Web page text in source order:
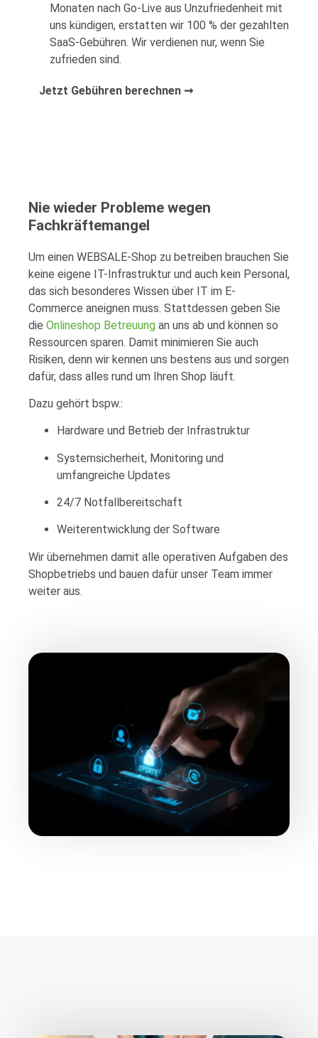
Monaten nach Go-Live aus Unzufriedenheit mit
uns kündigen, erstatten wir 100 % der gezahlten
SaaS-Gebühren. Wir verdienen nur, wenn Sie
zufrieden sind.
Jetzt Gebühren berechnen ➞
Nie wieder Probleme wegen
Fachkräftemangel
Um einen WEBSALE-Shop zu betreiben brauchen Sie
keine eigene IT-Infrastruktur und auch kein Personal,
das sich besonderes Wissen über IT im E-
Commerce aneignen muss. Stattdessen geben Sie
die Onlineshop Betreuung an uns ab und können so
Ressourcen sparen. Damit minimieren Sie auch
Risiken, denn wir kennen uns bestens aus und sorgen
dafür, dass alles rund um Ihren Shop läuft.
Dazu gehört bspw.:
Hardware und Betrieb der Infrastruktur
Systemsicherheit, Monitoring und
umfangreiche Updates
24/7 Notfallbereitschaft
Weiterentwicklung der Software
Wir übernehmen damit alle operativen Aufgaben des
Shopbetriebs und bauen dafür unser Team immer
weiter aus.